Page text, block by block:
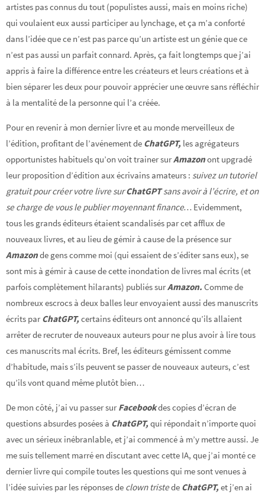
artistes pas connus du tout (populistes aussi, mais en moins riche)
qui voulaient eux aussi participer au lynchage, et ça m’a conforté
dans l’idée que ce n’est pas parce qu’un artiste est un génie que ce
n’est pas aussi un parfait connard. Après, ça fait longtemps que j’ai
appris à faire la différence entre les créateurs et leurs créations et à
bien séparer les deux pour pouvoir apprécier une œuvre sans réfléchir
à la mentalité de la personne qui l’a créée.
Pour en revenir à mon dernier livre et au monde merveilleux de
l’édition, profitant de l’avénement de ChatGPT, les agrégateurs
opportunistes habituels qu’on voit trainer surAmazonont upgradé
leur proposition d’édition aux écrivains amateurs : suivez un tutoriel
gratuit pour créer votre livre surChatGPTsans avoir à l’écrire, et on
se charge de vous le publier moyennant finance… Evidemment,
tous les grands éditeurs étaient scandalisés par cet afflux de
nouveaux livres, et au lieu de gémir à cause de la présence sur
Amazonde gens comme moi (qui essaient de s’éditer sans eux), se
sont mis à gémir à cause de cette inondation de livres mal écrits (et
parfois complètement hilarants) publiés surAmazon. Comme de
nombreux escrocs à deux balles leur envoyaient aussi des manuscrits
écrits par ChatGPT, certains éditeurs ont annoncé qu’ils allaient
arrêter de recruter de nouveaux auteurs pour ne plus avoir à lire tous
ces manuscrits mal écrits. Bref, les éditeurs gémissent comme
d’habitude, mais s’ils peuvent se passer de nouveaux auteurs, c’est
qu’ils vont quand même plutôt bien…
De mon côté, j’ai vu passer sur Facebookdes copies d’écran de
questions absurdes posées à ChatGPT, qui répondait n’importe quoi
avec un sérieux inébranlable, et j’ai commencé à m’y mettre aussi. Je
me suis tellement marré en discutant avec cette IA, que j’ai monté ce
dernier livre qui compile toutes les questions qui me sont venues à
l’idée suivies par les réponses de clown tristede ChatGPT, et j’en ai